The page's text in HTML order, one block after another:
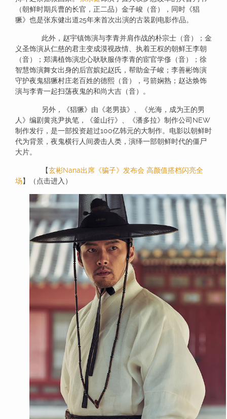
（朝鲜时期兵曹的长官，正二品）金子峻（音），同时《猖
獗》也是张东健出道25年来首次出演的古装剧电影作品。
此外，赵宇镇饰演与李青并肩作战的朴宗士（音）；金
义圣饰演从仁慈的君主变成漠视政情、执着王权的朝鲜王李朝
（音）；郑满植饰演忠心耿耿服侍李青的宦官学俢（音）；徐
智慧饰演舞女出身的后宫嫔妃赵氏，帮助金子峻；李善彬饰演
守护夜鬼猖獗村庄老百姓的德熙（音），弓箭娴熟；赵达焕饰
演与李青一起扫荡夜鬼的和尚大吉（音）。
另外，《猖獗》由《老男孩》、《光海，成为王的男
人》编剧黄兆尹执笔，《釜山行》、《潘多拉》制作公司NEW
制作发行，是一部投资超过100亿韩元的大制作。电影以朝鲜时
代为背景，夜鬼横行人间袭击人类，演绎一部朝鲜时代的僵尸
大片。
【玄彬Nana出席《骗子》发布会 高颜值搭档闪亮全
场】（点击进入）